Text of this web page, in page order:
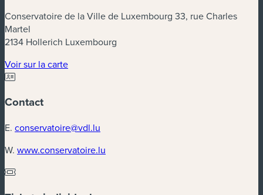
Conservatoire de la Ville de Luxembourg 33, rue Charles
Martel
2134 Hollerich Luxembourg
Voir sur la carte(nouvelle fenêtre)
Contact
E. conservatoire@vdl.lu
W. www.conservatoire.lu